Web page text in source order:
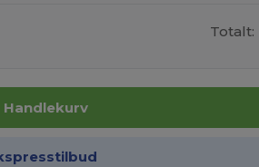
Totalt:
Handlekurv